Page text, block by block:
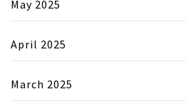
May 2025
April 2025
March 2025